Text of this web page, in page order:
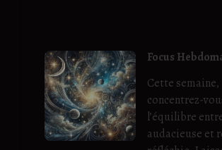
Focus
Cette semaine,
concentrez-
l’équilibre
audacieuse et